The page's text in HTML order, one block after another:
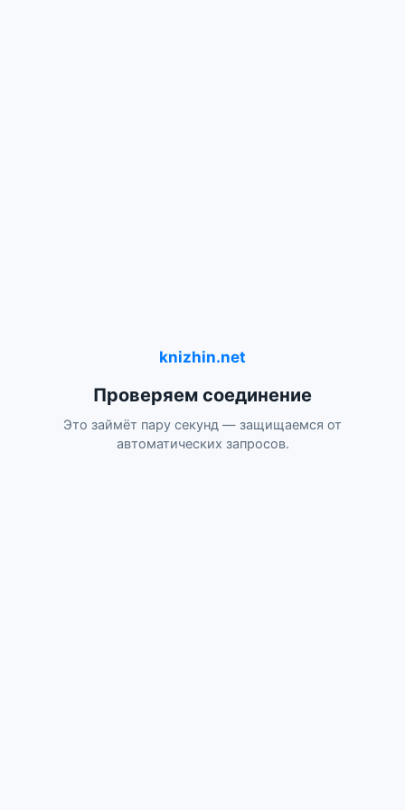
knizhin.net
Проверяем соединение
Это займёт пару секунд — защищаемся от
автоматических запросов.